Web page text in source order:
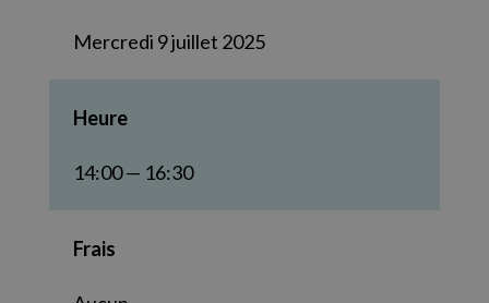
Mercredi 9 juillet 2025
Heure
14:00 — 16:30
Frais